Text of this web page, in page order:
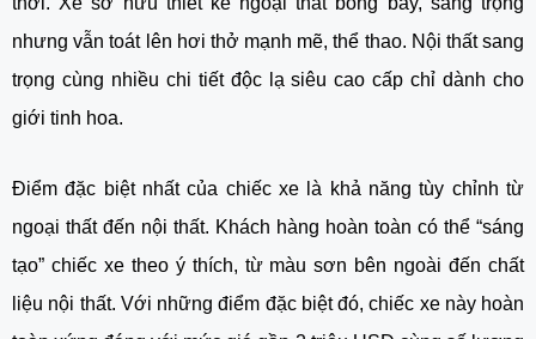
nhưng vẫn toát lên hơi thở mạnh mẽ, thể thao. Nội thất sang
trọng cùng nhiều chi tiết độc lạ siêu cao cấp chỉ dành cho
giới tinh hoa.
Điểm đặc biệt nhất của chiếc xe là khả năng tùy chỉnh từ
ngoại thất đến nội thất. Khách hàng hoàn toàn có thể “sáng
tạo” chiếc xe theo ý thích, từ màu sơn bên ngoài đến chất
liệu nội thất. Với những điểm đặc biệt đó, chiếc xe này hoàn